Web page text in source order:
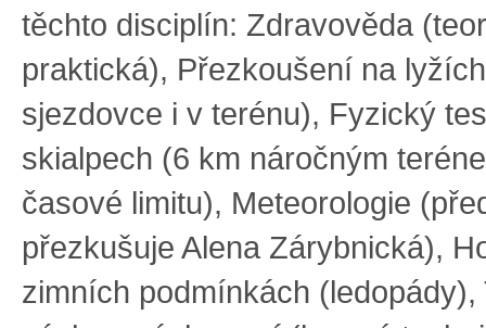
těchto disciplín: Zdravověda
praktická), Přezkoušení na
sjezdovce i v terénu), Fyzický
skialpech (6 km náročným
časové limitu), Meteorologie
přezkušuje Alena Zárybnická),
zimních podmínkách (ledopády),